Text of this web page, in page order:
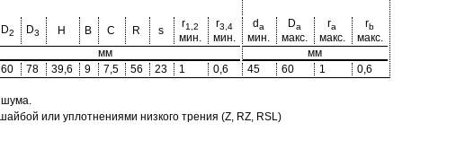
D2 D3 H B C R s
r1,2
мин.
r3,4
мин.
da
мин.
Da
макс.
ra
макс.
rb
макс.
мм
мм
60 78 39,6 9 7,5 56 23 1 0,6 45 60 1 0,6
шума.
или уплотнениями низкого трения (Z, RZ, RSL)